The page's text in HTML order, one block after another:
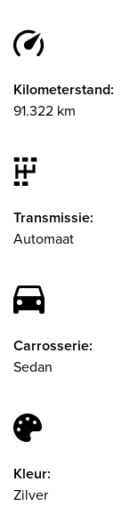
Kilometerstand:
91.322 km
Transmissie:
Automaat
Carrosserie:
Sedan
Kleur:
Zilver